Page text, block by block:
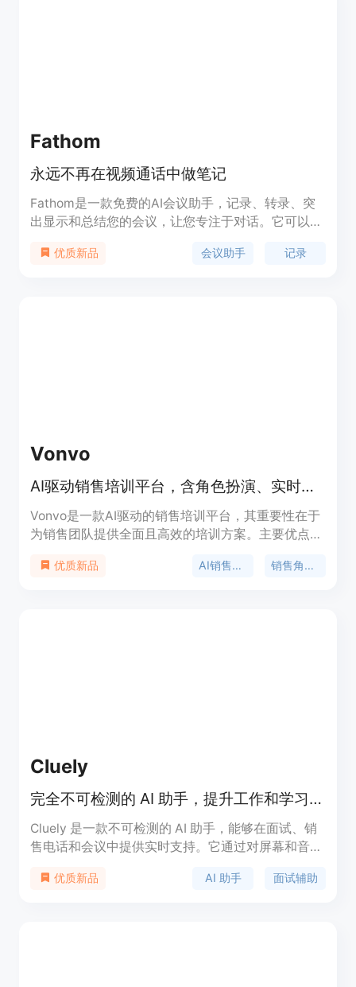
Fathom
永远不再在视频通话中做笔记
Fathom是一款免费的AI会议助手，记录、转录、突
出显示和总结您的会议，让您专注于对话。它可以在
阱。优质新品 会议助手 记录
Vonvo
AI驱动销售培训平台，含角色扮演、实时辅导和通话分析，助团队成交更多订单
Vonvo是一款AI驱动的销售培训平台，其重要性在于
为销售团队提供全面且高效的培训方案。主要优点包
习，提供即时反馈，涵盖多种培训场景和行业，能有
优质新品 AI销售培训 销售角色扮演
Cluely
完全不可检测的 AI 助手，提升工作和学习效率。
Cluely 是一款不可检测的 AI 助手，能够在面试、销
售电话和会议中提供实时支持。它通过对屏幕和音频
刻不遗漏任何信息。Cluely 为用户提供了更高的自信
优质新品 AI 助手 面试辅助